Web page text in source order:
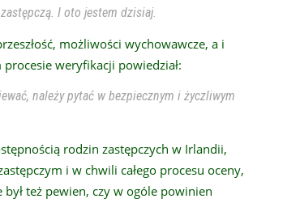
I oto jestem dzisiaj.
możliwości wychowawcze, a i
weryfikacji powiedział:
należy pytać w bezpiecznym i życzliwym
rodzin zastępczych w Irlandii,
i w chwili całego procesu oceny,
też pewien, czy w ogóle powinien